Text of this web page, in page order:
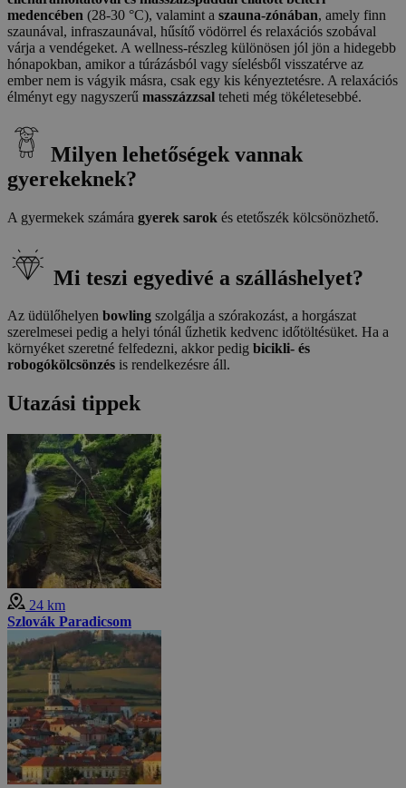
medencében (28-30 °C), valamint a szauna-zónában, amely finn
szaunával, infraszaunával, hűsítő vödörrel és relaxációs szobával
várja a vendégeket. A wellness-részleg különösen jól jön a hidegebb
hónapokban, amikor a túrázásból vagy síelésből visszatérve az
ember nem is vágyik másra, csak egy kis kényeztetésre. A relaxációs
élményt egy nagyszerű masszázzsal teheti még tökéletesebbé.
Milyen lehetőségek vannak
gyerekeknek?
A gyermekek számára gyerek sarok és etetőszék kölcsönözhető.
Mi teszi egyedivé a szálláshelyet?
Az üdülőhelyen bowling szolgálja a szórakozást, a horgászat
szerelmesei pedig a helyi tónál űzhetik kedvenc időtöltésüket. Ha a
környéket szeretné felfedezni, akkor pedig bicikli- és
robogókölcsönzés is rendelkezésre áll.
Utazási tippek
24 km
Szlovák Paradicsom